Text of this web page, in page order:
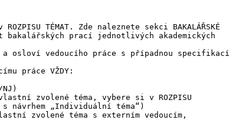
TÉMAT. Zde naleznete sekci BAKALÁŘSKÉ
bakalářských prací jednotlivých akademických
osloví vedoucího práce s případnou specifikací
práce VŽDY:
zvolené téma, vybere si v ROZPISU
návrhem „Individuální téma“)
zvolené téma s externím vedoucím,